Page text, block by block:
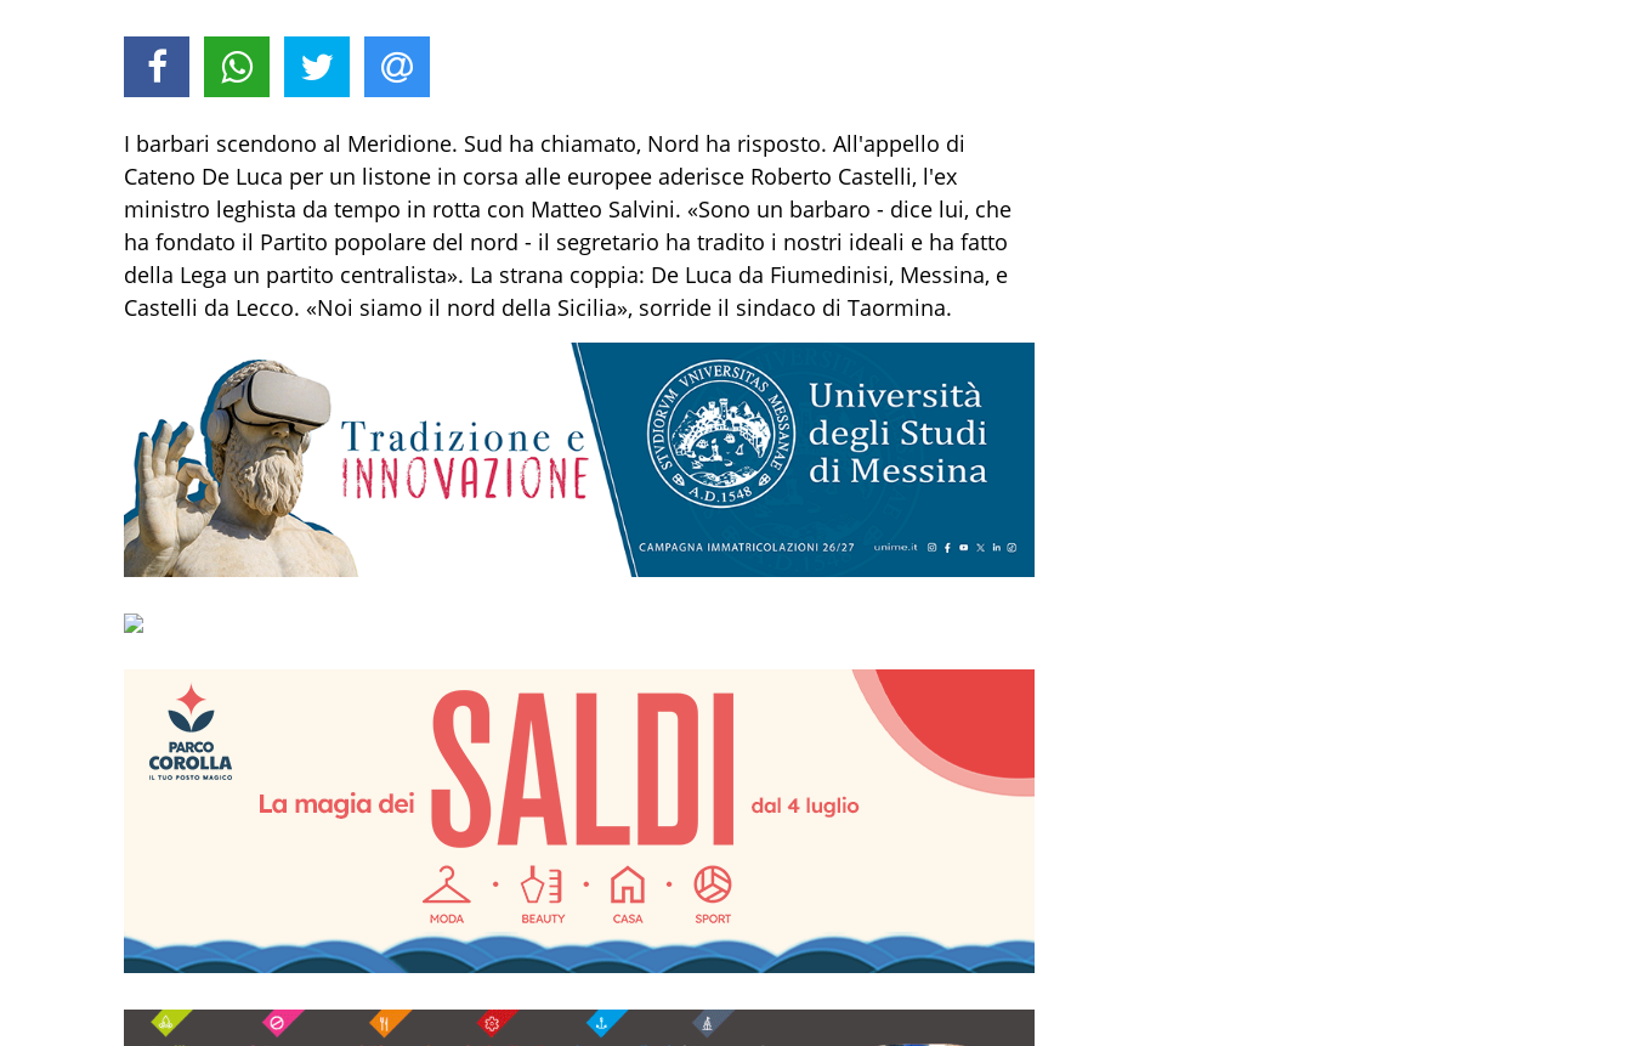
I barbari scendono al Meridione. Sud ha chiamato, Nord ha risposto. All'appello di
Cateno De Luca per un listone in corsa alle europee aderisce Roberto Castelli, l'ex
ministro leghista da tempo in rotta con Matteo Salvini. «Sono un barbaro - dice lui, che
ha fondato il Partito popolare del nord - il segretario ha tradito i nostri ideali e ha fatto
della Lega un partito centralista». La strana coppia: De Luca da Fiumedinisi, Messina, e
Castelli da Lecco. «Noi siamo il nord della Sicilia», sorride il sindaco di Taormina.